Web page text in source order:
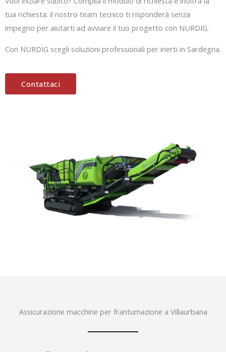
tua richiesta: il nostro team tecnico ti risponderà senza
impegno per aiutarti ad avviare il tuo progetto con NURDIG.
Con NURDIG scegli soluzioni professionali per inerti in Sardegna.
Contattaci
Assicurazione macchine per frantumazione a Villaurbana